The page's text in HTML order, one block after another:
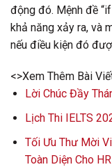
động đó. Mệnh đề
khả năng xảy ra, và
nếu điều kiện đó
<>Xem Thêm Bài
Lời Chúc Đầy
Lịch Thi IELTS
Tối Ưu Thư Mời
Toàn Diện Cho